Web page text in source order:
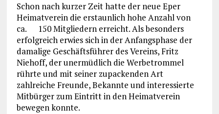
Schon nach kurzer Zeit hatte der neue Eper
Heimatverein die erstaunlich hohe Anzahl von
ca.
150 Mitgliedern erreicht. Als besonders
erfolgreich erwies sich in der Anfangsphase der
damalige Geschäftsführer des Vereins, Fritz
Niehoff, der unermüdlich die Werbetrommel
rührte und mit seiner zupackenden Art
zahlreiche Freunde, Bekannte und interessierte
Mitbürger zum Eintritt in den Heimatverein
bewegen konnte.